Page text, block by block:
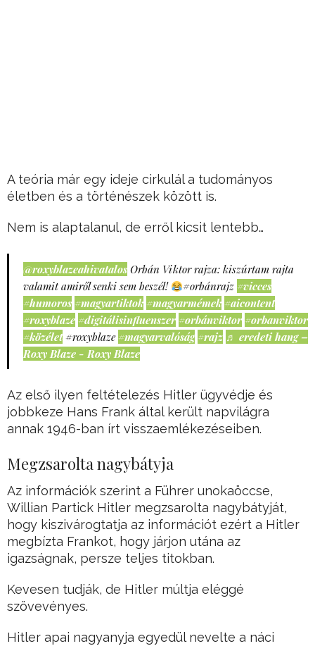
A teória már egy ideje cirkulál a tudományos
életben és a történészek között is.
Nem is alaptalanul, de erről kicsit lentebb…
@roxyblazeahivatalos Orbán Viktor rajza: kiszúrtam rajta
valamit amiről senki sem beszél!
#orbánrajz #vicces
#humoros #magyartiktok #magyarmémek #aicontent
#roxyblaze #digitálisinfluenszer #orbánviktor #orbanviktor
#közélet #roxyblaze #magyarvalóság #rajz ♬ eredeti hang –
Roxy Blaze - Roxy Blaze
Az első ilyen feltételezés Hitler ügyvédje és
jobbkeze Hans Frank által került napvilágra
annak 1946-ban írt visszaemlékezéseiben.
Megzsarolta nagybátyja
Az információk szerint a Führer unokaöccse,
Willian Partick Hitler megzsarolta nagybátyját,
hogy kiszivárogtatja az információt ezért a Hitler
megbízta Frankot, hogy járjon utána az
igazságnak, persze teljes titokban.
Kevesen tudják, de Hitler múltja eléggé
szövevényes.
Hitler apai nagyanyja egyedül nevelte a náci